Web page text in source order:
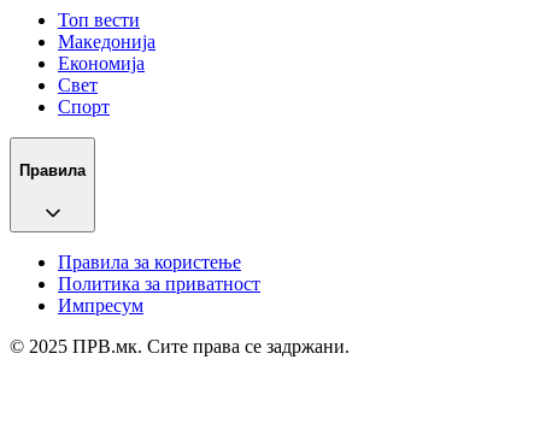
Топ вести
Македонија
Економија
Свет
Спорт
Правила
Правила за користење
Политика за приватност
Импресум
© 2025 ПРВ.мк. Сите права се задржани.